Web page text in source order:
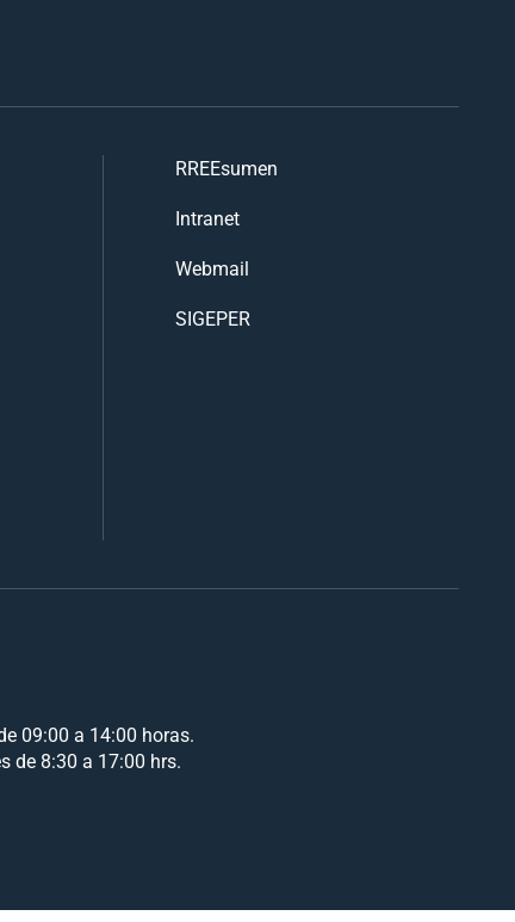
RREEsumen
Intranet
Webmail
SIGEPER
09:00 a 14:00 horas.
de 8:30 a 17:00 hrs.